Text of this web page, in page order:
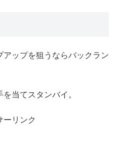
ップを狙うならバックラン
当てスタンバイ。
ーリンク